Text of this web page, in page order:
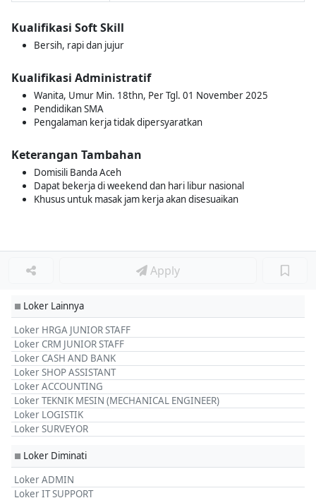
Kualifikasi Soft Skill
Bersih, rapi dan jujur
Kualifikasi Administratif
Wanita, Umur Min. 18thn, Per Tgl. 01 November 2025
Pendidikan SMA
Pengalaman kerja tidak dipersyaratkan
Keterangan Tambahan
Domisili Banda Aceh
Dapat bekerja di weekend dan hari libur nasional
Khusus untuk masak jam kerja akan disesuaikan
Apply
■ Loker Lainnya
Loker HRGA JUNIOR STAFF
Loker CRM JUNIOR STAFF
Loker CASH AND BANK
Loker SHOP ASSISTANT
Loker ACCOUNTING
Loker TEKNIK MESIN (MECHANICAL ENGINEER)
Loker LOGISTIK
Loker SURVEYOR
■ Loker Diminati
Loker ADMIN
Loker IT SUPPORT